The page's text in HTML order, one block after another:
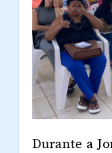
Durante a